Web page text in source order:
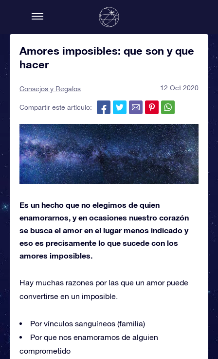
Amores imposibles: que son y que
hacer
Consejos y Regalos 12 Oct 2020
Compartir este artículo:
Es un hecho que no elegimos de quien
enamorarnos, y en ocasiones nuestro corazón
se busca el amor en el lugar menos indicado y
eso es precisamente lo que sucede con los
amores imposibles.
Hay muchas razones por las que un amor puede
convertirse en un imposible.
Por vínculos sanguíneos (familia)
Por que nos enamoramos de alguien
comprometido